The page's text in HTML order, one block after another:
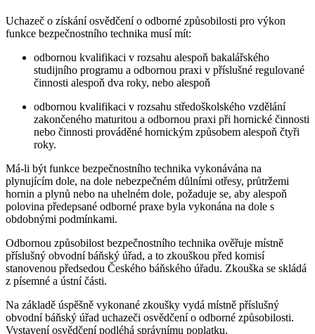
Uchazeč o získání osvědčení o odborné způsobilosti pro výkon
funkce bezpečnostního technika musí mít:
odbornou kvalifikaci v rozsahu alespoň bakalářského
studijního programu a odbornou praxi v příslušné regulované
činnosti alespoň dva roky, nebo alespoň
odbornou kvalifikaci v rozsahu středoškolského vzdělání
zakončeného maturitou a odbornou praxi při hornické činnosti
nebo činnosti prováděné hornickým způsobem alespoň čtyři
roky.
Má-li být funkce bezpečnostního technika vykonávána na
plynujícím dole, na dole nebezpečném důlními otřesy, průtržemi
hornin a plynů nebo na uhelném dole, požaduje se, aby alespoň
polovina předepsané odborné praxe byla vykonána na dole s
obdobnými podmínkami.
Odbornou způsobilost bezpečnostního technika ověřuje místně
příslušný obvodní báňský úřad, a to zkouškou před komisí
stanovenou předsedou Českého báňského úřadu. Zkouška se skládá
z písemné a ústní části.
Na základě úspěšně vykonané zkoušky vydá místně příslušný
obvodní báňský úřad uchazeči osvědčení o odborné způsobilosti.
Vystavení osvědčení podléhá správnímu poplatku.